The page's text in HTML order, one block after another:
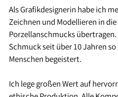
Als Grafikdesignerin habe ich
Zeichnen und Modellieren in die
Porzellanschmucks
Schmuck seit über 10 Jahren
Menschen begeistert.
Ich lege großen Wert auf